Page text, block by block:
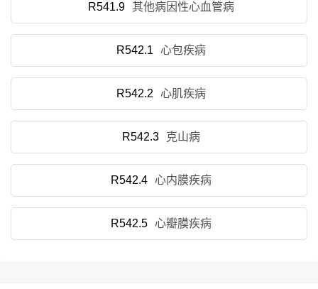
R541.9 其他病因性心血管病
R542.1 心包疾病
R542.2 心肌疾病
R542.3 克山病
R542.4 心内膜疾病
R542.5 心瓣膜疾病